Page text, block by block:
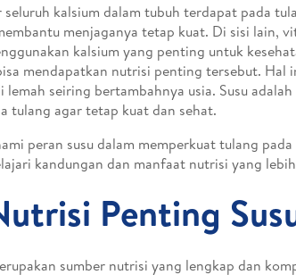
seluruh kalsium dalam tubuh terdapat pada
menjaganya tetap kuat. Di sisi lain,
kalsium yang penting untuk
mendapatkan nutrisi penting tersebut. Hal
lemah seiring bertambahnya usia. Susu
tulang agar tetap kuat dan sehat.
peran susu dalam memperkuat tulang
kandungan dan manfaat nutrisi yang
Penting
sumber nutrisi yang lengkap dan